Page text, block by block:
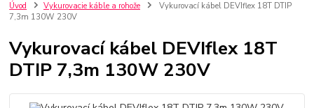
Úvod Vykurovacie káble a rohože
Vykurovací kábel DEVIflex 18T DTIP
7,3m 130W 230V
Vykurovací kábel DEVIflex 18T
DTIP 7,3m 130W 230V